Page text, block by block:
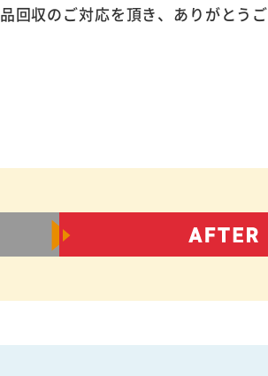
回収のご対応を頂き、ありがとうご